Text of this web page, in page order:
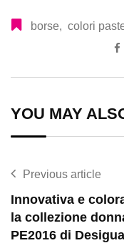
borse, colori
YOU MAY
Previous article
Innovativa e
la collezione
PE2016 di